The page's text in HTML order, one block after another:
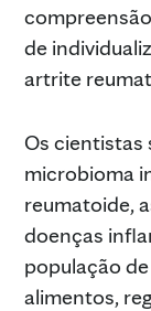
de
artrite
Os cientistas
microbioma
reumatoide,
doenças
população
alimentos,